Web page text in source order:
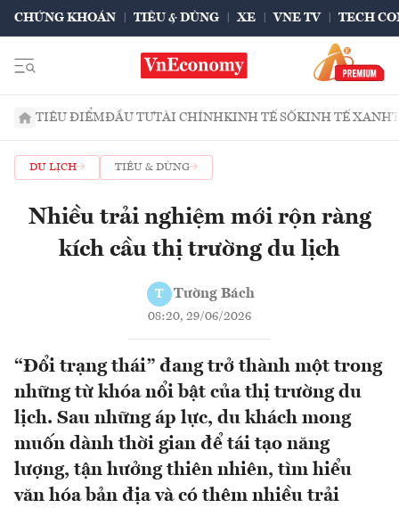
CHỨNG KHOÁN TIÊU & DÙNG XE VNE TV TECH
TIÊU ĐIỂMĐẦU TƯTÀI CHÍNHKINH TẾ SỐKINH TẾ XANH
DU LỊCH TIÊU & DÙNG
Nhiều trải nghiệm mới rộn ràng
kích cầu thị trường du lịch
T Tường Bách
08:20, 29/06/2026
“Đổi trạng thái” đang trở thành một trong
những từ khóa nổi bật của thị trường du
lịch. Sau những áp lực, du khách mong
muốn dành thời gian để tái tạo năng
lượng, tận hưởng thiên nhiên, tìm hiểu
văn hóa bản địa và có thêm nhiều trải